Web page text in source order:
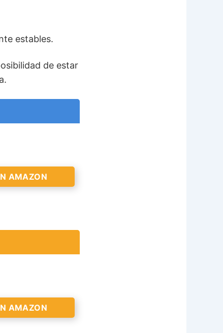
estables.
de estar
AMAZON
AMAZON